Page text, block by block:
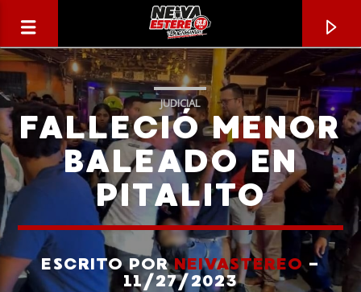
JUDICIAL
FALLECIÓ MENOR
BALEADO EN
PITALITO
ESCRITO PORNEIVASTEREO-
11/27/2023